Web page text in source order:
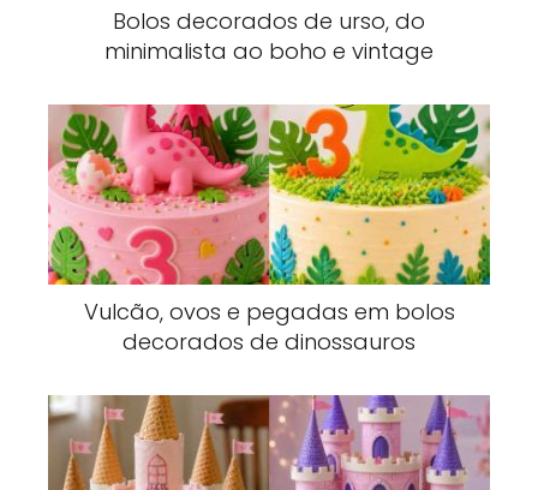
Bolos decorados de urso, do
minimalista ao boho e vintage
Vulcão, ovos e pegadas em bolos
decorados de dinossauros